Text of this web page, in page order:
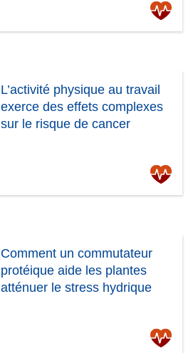
L’activité physique au travail
exerce des effets complexes
sur le risque de cancer
Comment un commutateur
protéique aide les plantes
atténuer le stress hydrique